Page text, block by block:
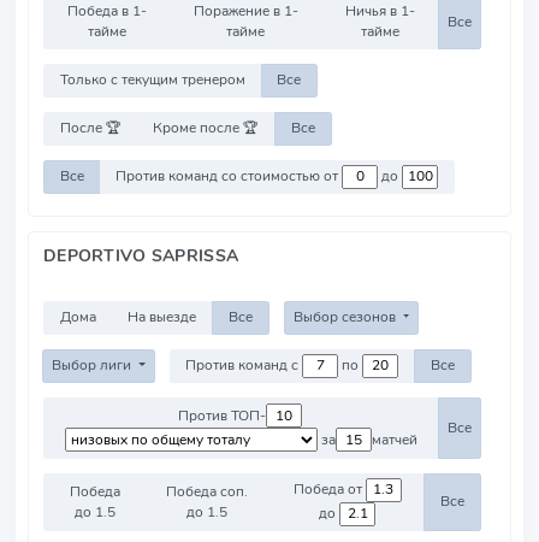
Победа в 1-
тайме
Поражение в 1-
тайме
Ничья в 1-
тайме
Все
Только с текущим тренером Все
После 🏆 Кроме после 🏆 Все
Все Против команд со стоимостью от до
DEPORTIVO SAPRISSA
Дома На выезде Все Выбор сезонов
Выбор лиги Против команд с по Все
Против ТОП-
за
матчей
Все
Победа
до 1.5
Победа соп.
до 1.5
Победа от
до
Все